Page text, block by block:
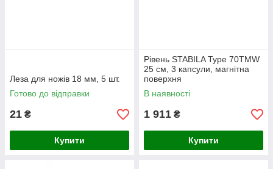
Леза для ножів 18 мм, 5 шт.
Готово до відправки
21 ₴
Купити
Рівень STABILA Type 70ТМW
25 см, 3 капсули, магнітна
поверхня
В наявності
1 911 ₴
Купити